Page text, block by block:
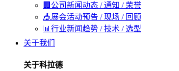
🏢 公司新闻动态 / 通知 / 荣誉
🎪展会活动预告 / 现场 / 回顾
📊 行业新闻趋势 / 技术 / 选型
关于我们
关于科拉德